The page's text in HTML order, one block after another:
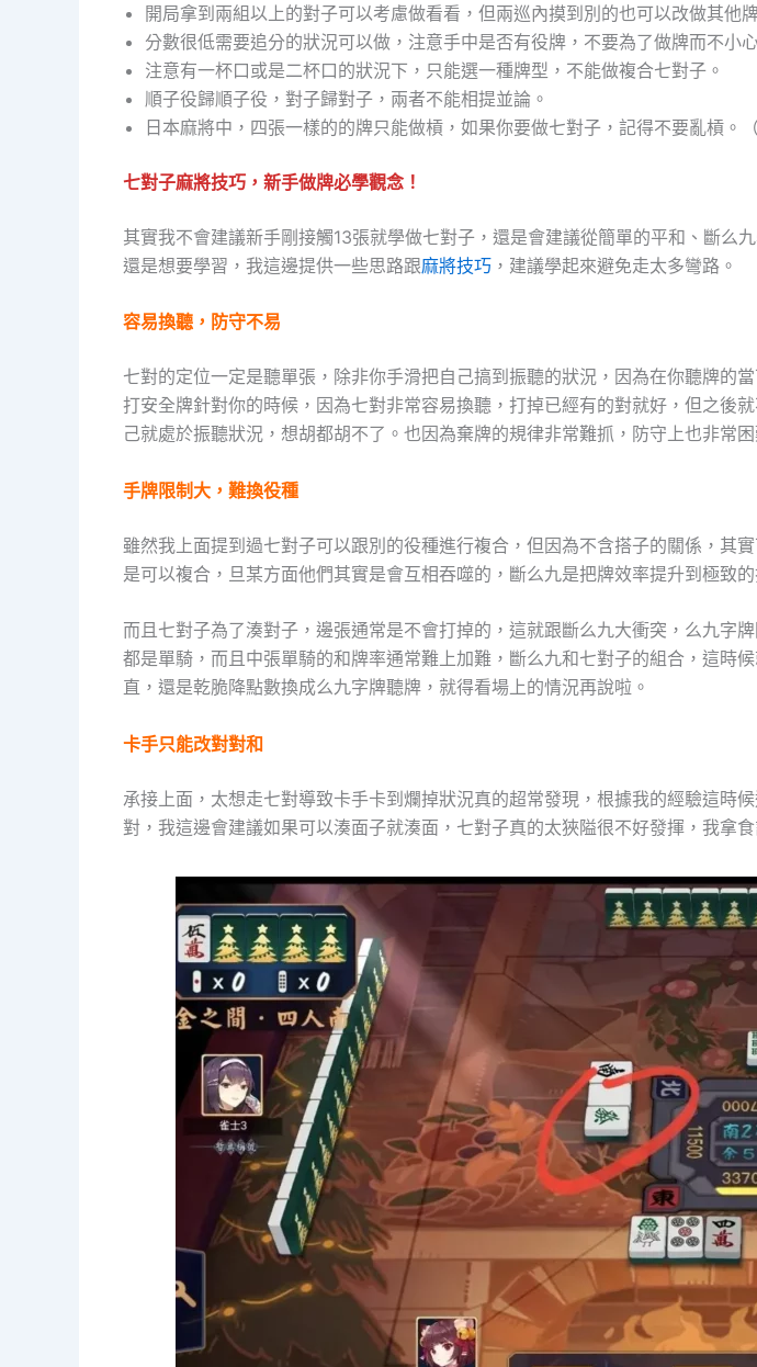
開局拿到兩組以上的對子可以考慮做看看，但兩巡內摸到別的也可以改做其他
分數很低需要追分的狀況可以做，注意手中是否有役牌，不要為了做牌而不小
注意有一杯口或是二杯口的狀況下，只能選一種牌型，不能做複合七對子。
順子役歸順子役，對子歸對子，兩者不能相提並論。
日本麻將中，四張一樣的的牌只能做槓，如果你要做七對子，記得不要亂槓。（
七對子麻將技巧，新手做牌必學觀念！
其實我不會建議新手剛接觸13張就學做七對子，還是會建議從簡單的平和、斷么
還是想要學習，我這邊提供一些思路跟麻將技巧 ，建議學起來避免走太多彎路。
容易換聽，防守不易
七對的定位一定是聽單張，除非你手滑把自己搞到振聽的狀況，因為在你聽牌的
打安全牌針對你的時候，因為七對非常容易換聽，打掉已經有的對就好，但之後
己就處於振聽狀況，想胡都胡不了。也因為棄牌的規律非常難抓，防守上也非常困
手牌限制大，難換役種
雖然我上面提到過七對子可以跟別的役種進行複合，但因為不含搭子的關係，其
是可以複合，旦某方面他們其實是會互相吞噬的，斷么九是把牌效率提升到極致
而且七對子為了湊對子，邊張通常是不會打掉的，這就跟斷么九大衝突，么九字
都是單騎，而且中張單騎的和牌率通常難上加難，斷么九和七對子的組合，這時
直，還是乾脆降點數換成么九字牌聽牌，就得看場上的情況再說啦。
卡手只能改對對和
承接上面，太想走七對導致卡手卡到爛掉狀況真的超常發現，根據我的經驗這時
對，我這邊會建議如果可以湊面子就湊面，七對子真的太狹隘很不好發揮，我拿